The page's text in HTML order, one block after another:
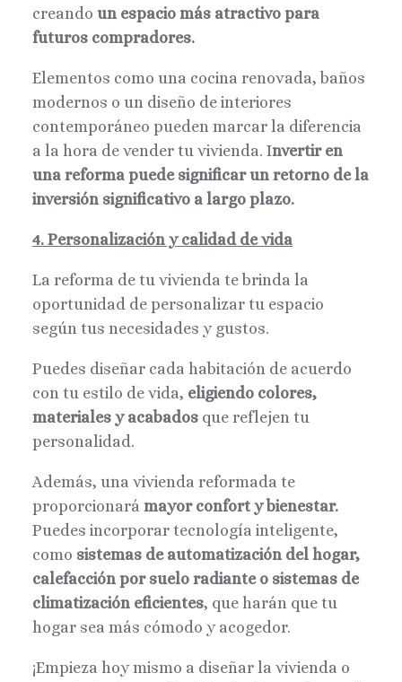
creando un espacio más atractivo para
futuros compradores.
Elementos como una cocina renovada, baños
modernos o un diseño de interiores
contemporáneo pueden marcar la diferencia
a la hora de vender tu vivienda. Invertir en
una reforma puede significar un retorno de la
inversión significativo a largo plazo.
4. Personalización y calidad de vida
La reforma de tu vivienda te brinda la
oportunidad de personalizar tu espacio
según tus necesidades y gustos.
Puedes diseñar cada habitación de acuerdo
con tu estilo de vida, eligiendo colores,
materiales y acabados que reflejen tu
personalidad.
Además, una vivienda reformada te
proporcionará mayor confort y bienestar.
Puedes incorporar tecnología inteligente,
como sistemas de automatización del hogar,
calefacción por suelo radiante o sistemas de
climatización eficientes, que harán que tu
hogar sea más cómodo y acogedor.
¡Empieza hoy mismo a diseñar la vivienda o